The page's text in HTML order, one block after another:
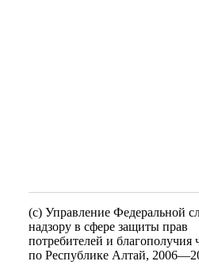
(c) Управление Федеральной
надзору в сфере защиты прав
потребителей и благополучия
по Республике Алтай,